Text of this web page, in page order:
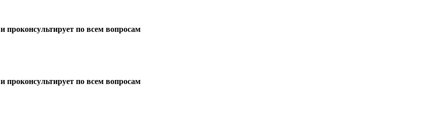
и проконсультирует по всем вопросам
и проконсультирует по всем вопросам